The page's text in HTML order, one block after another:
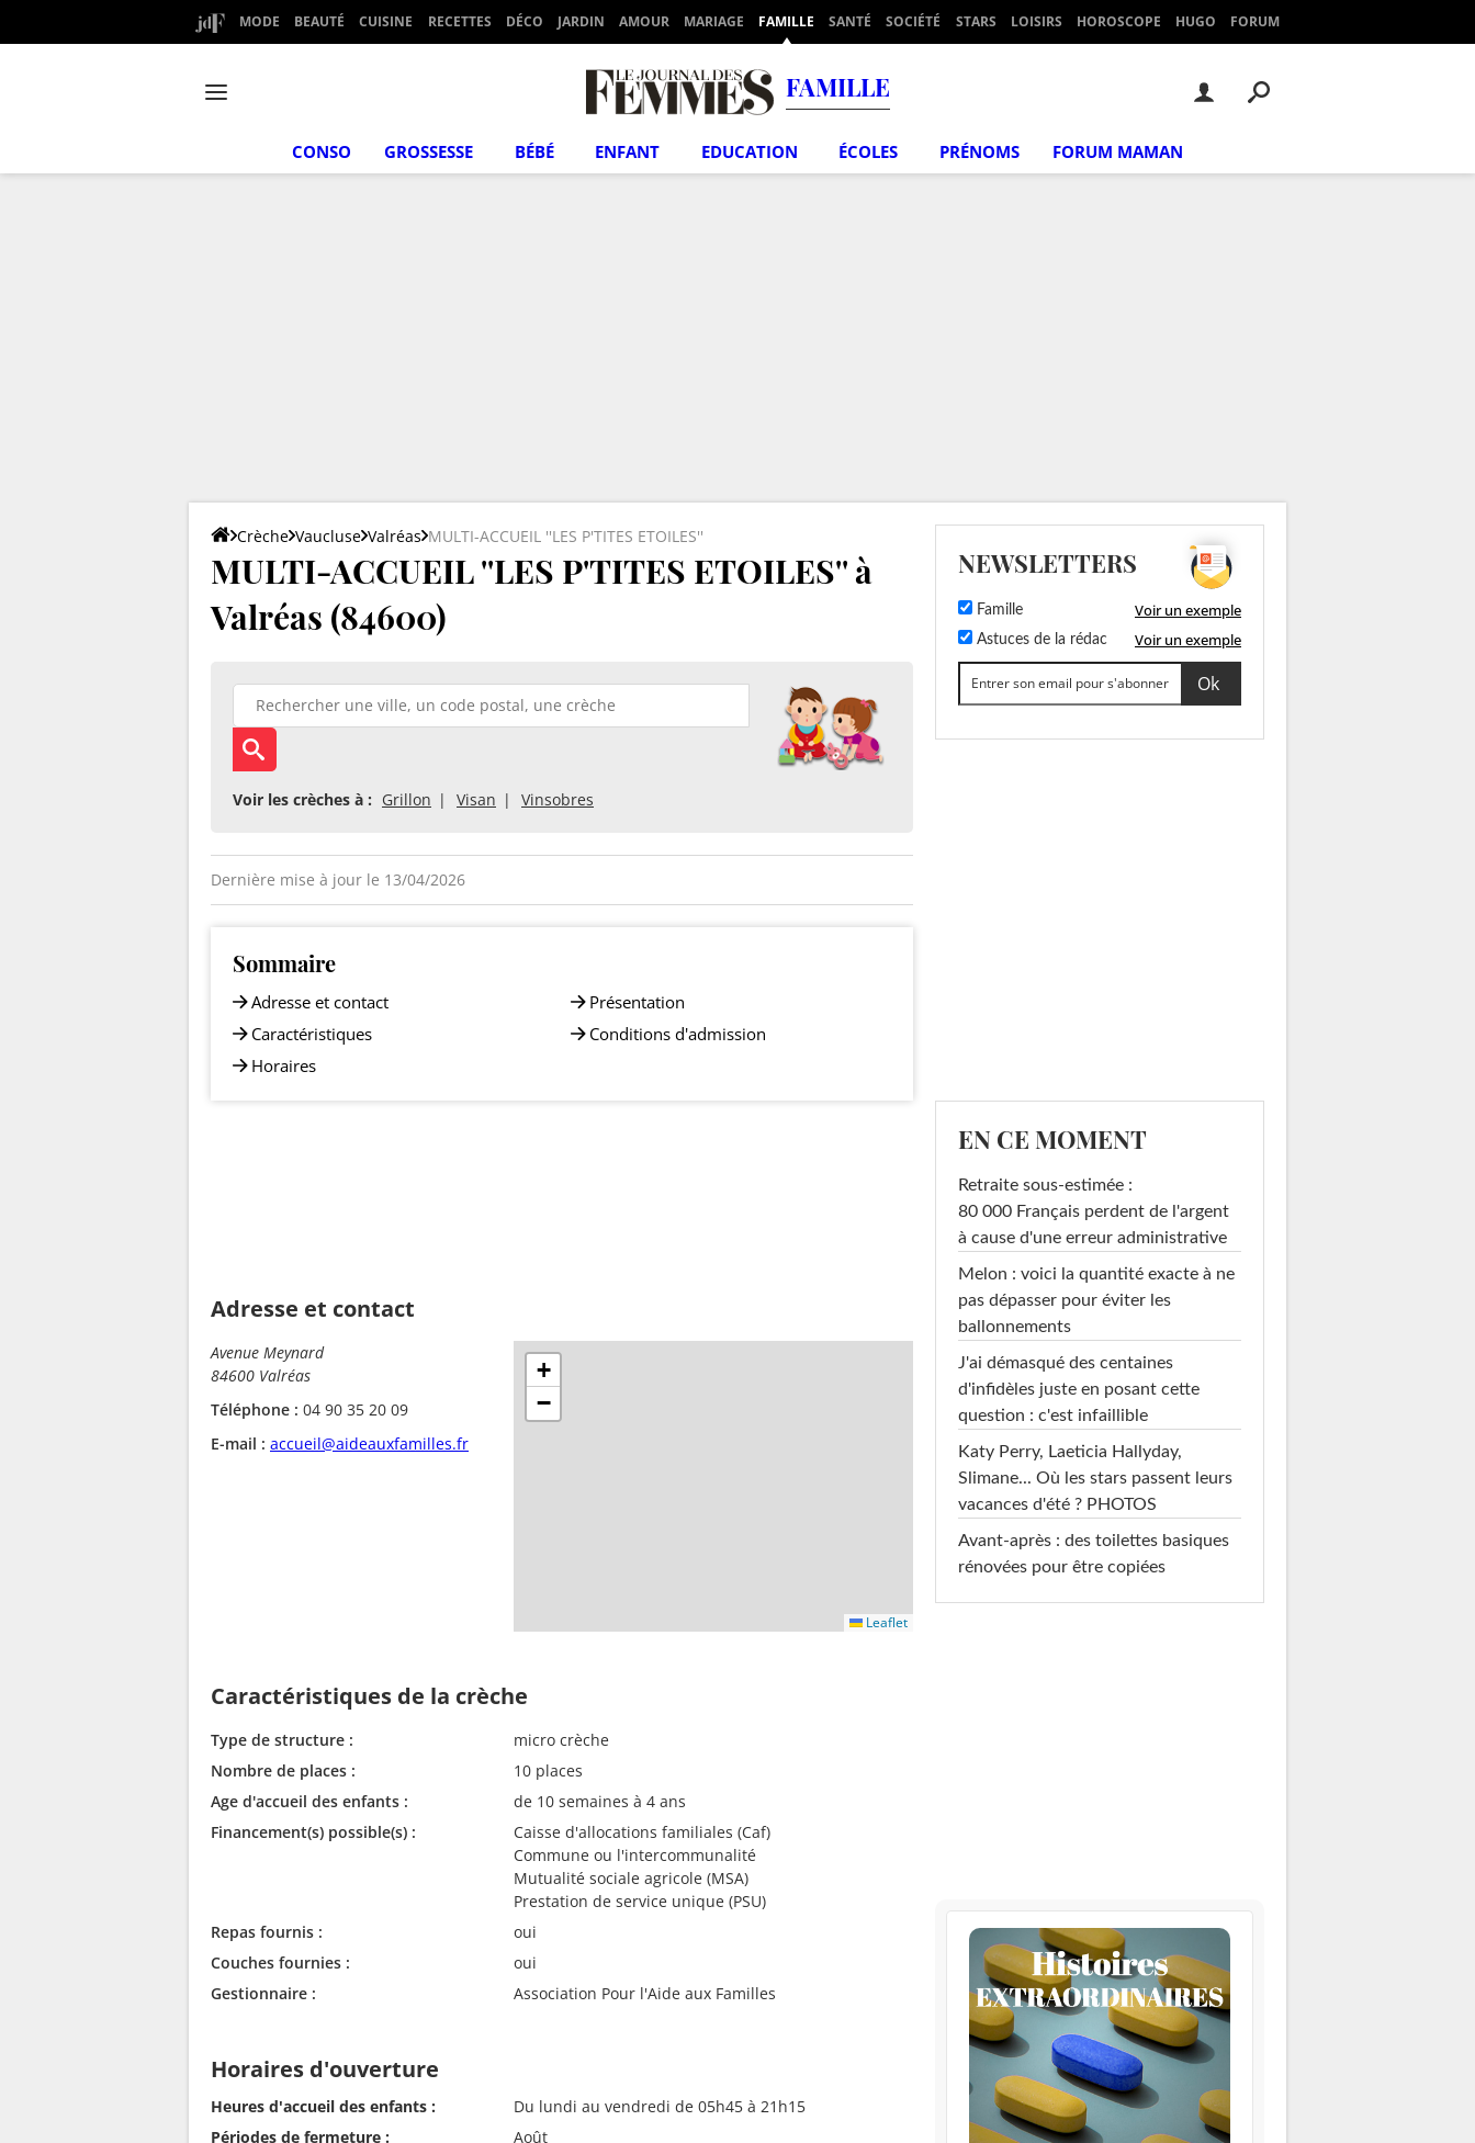
MODE BEAUTÉ CUISINE RECETTES DÉCO JARDIN AMOUR MARIAGE FAMILLE SANTÉ SOCIÉTÉ STARS LOISIRS HOROSCOPE HUGO FORUM
FAMILLE
CONSO GROSSESSE BÉBÉ ENFANT EDUCATION ÉCOLES PRÉNOMS FORUM MAMAN
Crèche Vaucluse Valréas MULTI-ACCUEIL ''LES P'TITES ETOILES''
MULTI-ACCUEIL ''LES P'TITES ETOILES'' à
Valréas (84600)
Voir les crèches à : Grillon Visan Vinsobres
Dernière mise à jour le 13/04/2026
Sommaire
Adresse et contact
Caractéristiques
Horaires
Présentation
Conditions d'admission
Adresse et contact
Avenue Meynard
84600 Valréas
Téléphone : 04 90 35 20 09
E-mail : accueil@aideauxfamilles.fr
+
−
Leaflet
Caractéristiques de la crèche
Type de structure :
micro crèche
Nombre de places :
10 places
Age d'accueil des enfants :
de 10 semaines à 4 ans
Financement(s) possible(s) :
Caisse d'allocations familiales (Caf)
Commune ou l'intercommunalité
Mutualité sociale agricole (MSA)
Prestation de service unique (PSU)
Repas fournis :
oui
Couches fournies :
oui
Gestionnaire :
Association Pour l'Aide aux Familles
Horaires d'ouverture
Heures d'accueil des enfants :
Du lundi au vendredi de 05h45 à 21h15
Périodes de fermeture :
Août
NEWSLETTERS
Famille Voir un exemple
Astuces de la rédac Voir un exemple
EN CE MOMENT
Retraite sous-estimée :
80 000 Français perdent de l'argent
à cause d'une erreur administrative
Melon : voici la quantité exacte à ne
pas dépasser pour éviter les
ballonnements
J'ai démasqué des centaines
d'infidèles juste en posant cette
question : c'est infaillible
Katy Perry, Laeticia Hallyday,
Slimane... Où les stars passent leurs
vacances d'été ? PHOTOS
Avant-après : des toilettes basiques
rénovées pour être copiées